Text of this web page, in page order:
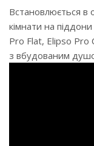
Встановлюється в
кімнати на
Pro Flat, Elipso Pro
з вбудованим